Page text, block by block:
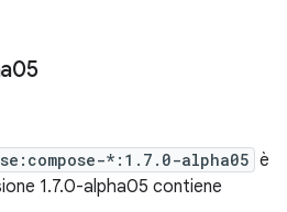
*:1.7.0-alpha05 è
1.7.0-alpha05 contiene